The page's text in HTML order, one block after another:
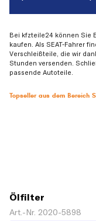
Bei kfzteile24 können Sie
kaufen. Als SEAT-Fahrer
Verschleißteile, die wir
Stunden versenden.
passende Autoteile.
Topseller aus dem Bereich
Ölfilter
Art.-Nr. 2020-5898